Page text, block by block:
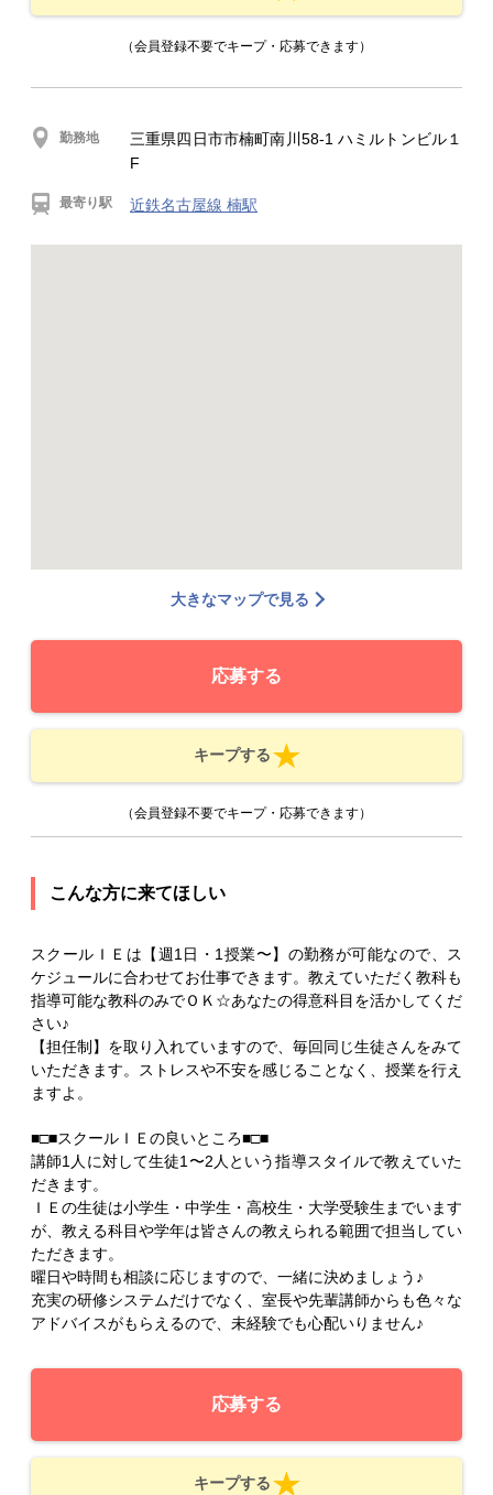
（会員登録不要でキープ・応募できます）
勤務地
三重県四日市市楠町南川58-1 ハミルトンビル１
F
最寄り駅 近鉄名古屋線 楠駅
大きなマップで見る
応募する
キープする
（会員登録不要でキープ・応募できます）
こんな方に来てほしい
スクールＩＥは【週1日・1授業〜】の勤務が可能なので、ス
ケジュールに合わせてお仕事できます。教えていただく教科も
指導可能な教科のみでＯＫ☆あなたの得意科目を活かしてくだ
さい♪
【担任制】を取り入れていますので、毎回同じ生徒さんをみて
いただきます。ストレスや不安を感じることなく、授業を行え
ますよ。
■□■スクールＩＥの良いところ■□■
講師1人に対して生徒1〜2人という指導スタイルで教えていた
だきます。
ＩＥの生徒は小学生・中学生・高校生・大学受験生までいます
が、教える科目や学年は皆さんの教えられる範囲で担当してい
ただきます。
曜日や時間も相談に応じますので、一緒に決めましょう♪
充実の研修システムだけでなく、室長や先輩講師からも色々な
アドバイスがもらえるので、未経験でも心配いりません♪
応募する
キープする